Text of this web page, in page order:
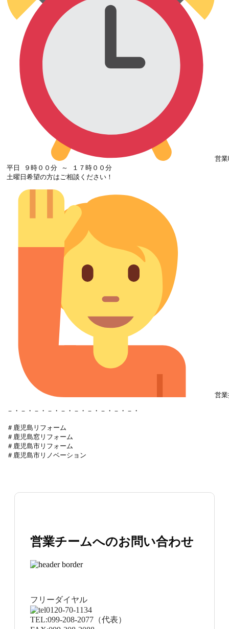
営
平日 ９時００分 ～ １７時００分
土曜日希望の方はご相談ください！
営
－・－・－・－・－・－・－・－・－・－・
＃鹿児島リフォーム
＃鹿児島窓リフォーム
＃鹿児島市リフォーム
＃鹿児島市リノベーション
営業チームへのお問い合わせ
フリーダイヤル
0120-70-1134
TEL:099-208-2077 （代表）